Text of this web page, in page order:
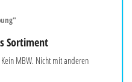
Sortiment
MBW. Nicht mit anderen